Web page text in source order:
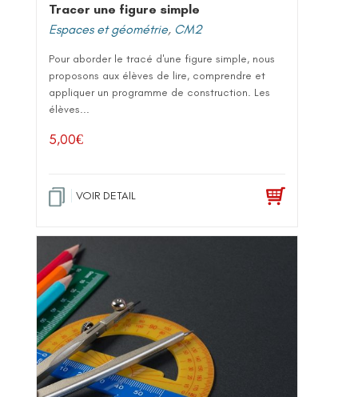
Tracer une figure simple
Espaces et géométrie, CM2
Pour aborder le tracé d'une figure simple, nous
proposons aux élèves de lire, comprendre et
appliquer un programme de construction. Les
élèves...
5,00€
VOIR DETAIL